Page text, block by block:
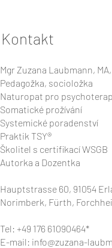
Kontakt
Mgr Zuzana Laubmann,
Pedagožka, socioložka
Naturopat pro
Somatické prožívání
Systemické poradenství
Praktik TSY®
Školitel s certifikací WSGB
Autorka a Dozentka
Hauptstrasse 60, 91054
Norimberk, Fürth,
Tel: +49 176 61090464*
E-mail: info@zuzana-